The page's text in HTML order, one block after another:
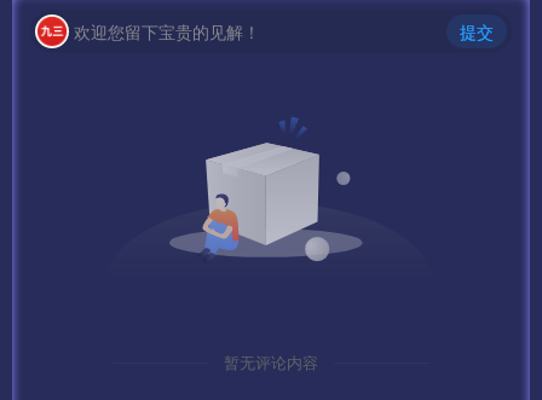
欢迎您留下宝贵的见解！ 提交
暂无评论内容